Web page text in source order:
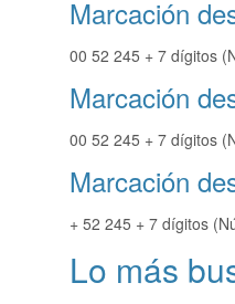
Marcación
00 52 245 + 7 dígitos
Marcación
00 52 245 + 7 dígitos
Marcación
+ 52 245 + 7 dígitos
Lo más